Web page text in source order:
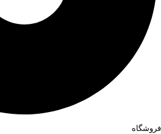
فروشگاه